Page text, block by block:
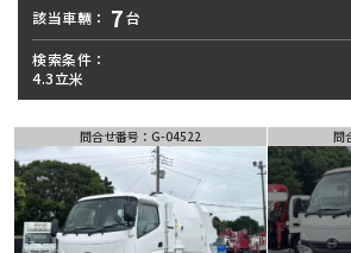
冷凍車
ミキサー車 タンク車 高所作業車
バス
ベース車輛･
その他
詳
該当車輛： 7台
検索条件：
4.3立米
問合せ番号：G-04522 問